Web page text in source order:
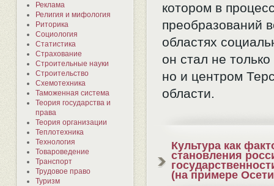
Реклама
Религия и мифология
Риторика
Социология
Статистика
Страхование
Строительные науки
Строительство
Схемотехника
Таможенная система
Теория государства и
права
Теория организации
Теплотехника
Технология
Товароведение
Транспорт
Трудовое право
Туризм
котором в
преобразований
областях
он стал не
но и центром
области.
Культура как
становления
(на примере